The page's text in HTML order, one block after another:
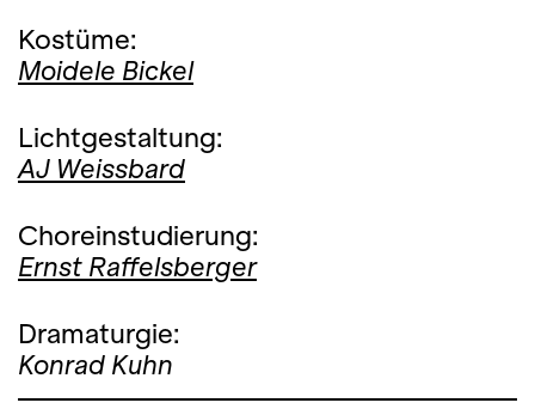
Kostüme:
Moidele Bickel
Lichtgestaltung:
AJ Weissbard
Choreinstudierung:
Ernst Raffelsberger
Dramaturgie:
Konrad Kuhn